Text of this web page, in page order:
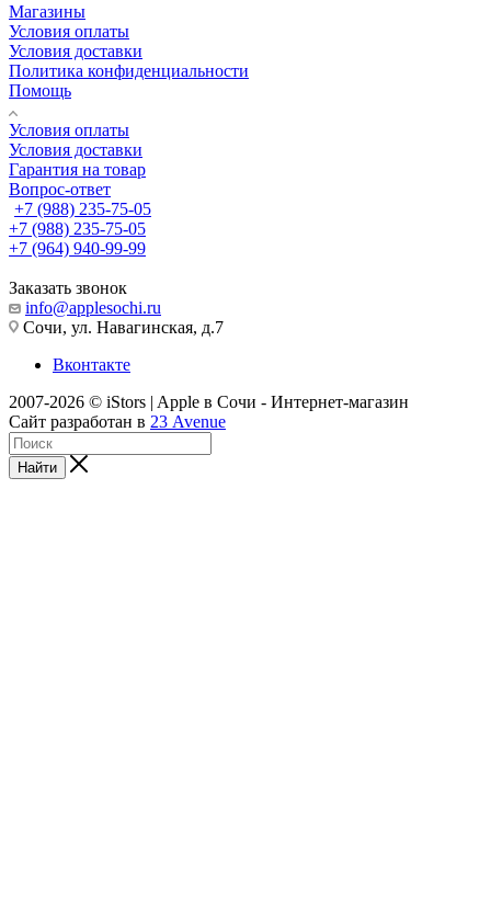
Магазины
Условия оплаты
Условия доставки
Политика конфиденциальности
Помощь
Условия оплаты
Условия доставки
Гарантия на товар
Вопрос-ответ
+7 (988) 235-75-05
+7 (988) 235-75-05
+7 (964) 940-99-99
Заказать звонок
info@applesochi.ru
Сочи, ул. Навагинская, д.7
Вконтакте
2007-2026 © iStors | Apple в Сочи - Интернет-магазин
Сайт разработан в 23 Avenue
Найти